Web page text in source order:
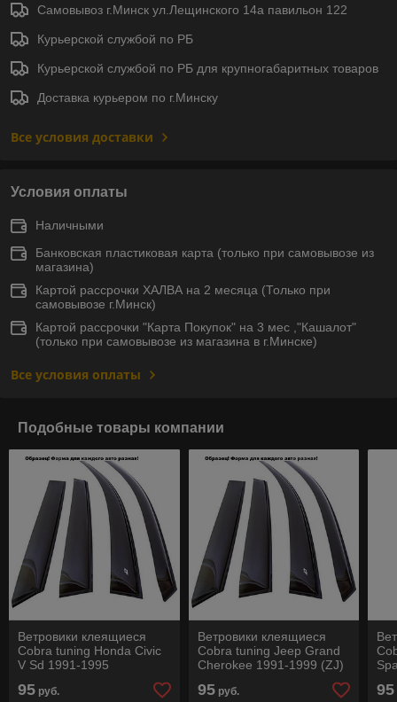
Самовывоз г.Минск ул.Лещинского 14а павильон 122
Курьерской службой по РБ
Курьерской службой по РБ для крупногабаритных товаров
Доставка курьером по г.Минску
Все условия доставки
Условия оплаты
Наличными
Банковская пластиковая карта (только при самовывозе из
магазина)
Картой рассрочки ХАЛВА на 2 месяца (Только при
самовывозе г.Минск)
Картой рассрочки "Карта Покупок" на 3 мес ,"Кашалот"
(только при самовывозе из магазина в г.Минске)
Все условия оплаты
Подобные товары компании
Ветровики клеящиеся
Cobra tuning Honda Civic
V Sd 1991-1995
95 руб.
Ветровики клеящиеся
Cobra tuning Jeep Grand
Cherokee 1991-1999 (ZJ)
95руб. 95